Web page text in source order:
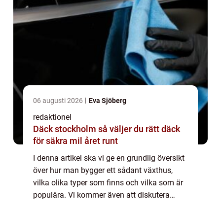
06 augusti 2026 Eva Sjöberg
redaktionel
Däck stockholm så väljer du rätt däck
för säkra mil året runt
I denna artikel ska vi ge en grundlig översikt
över hur man bygger ett sådant växthus,
vilka olika typer som finns och vilka som är
populära. Vi kommer även att diskutera